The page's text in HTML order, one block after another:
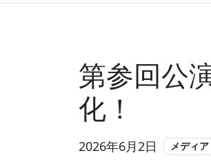
第参回公
化！
2026年6月2日 メディ